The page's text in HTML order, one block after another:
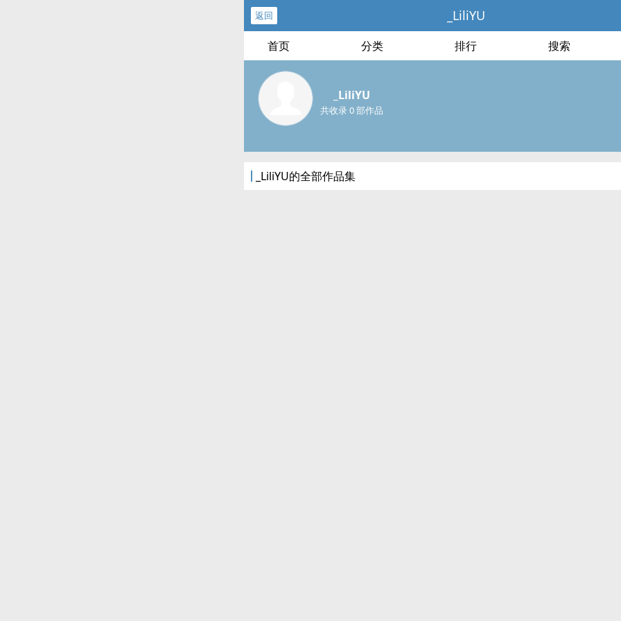
返回 _LiliYU
首页 分类 排行 搜索
_LiliYU
共收录 0 部作品
_LiliYU的全部作品集